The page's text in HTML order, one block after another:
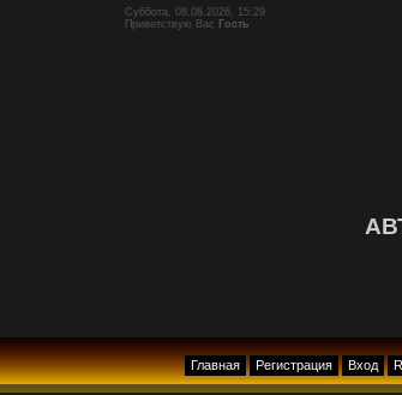
Суббота, 08.08.2026, 15:29
Приветствую Вас Гость
Главная Регистрация Вход